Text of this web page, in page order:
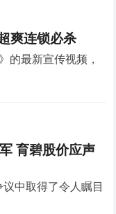
爽连锁必杀
的最新宣传视频，
育碧股价应声
中取得了令人瞩目